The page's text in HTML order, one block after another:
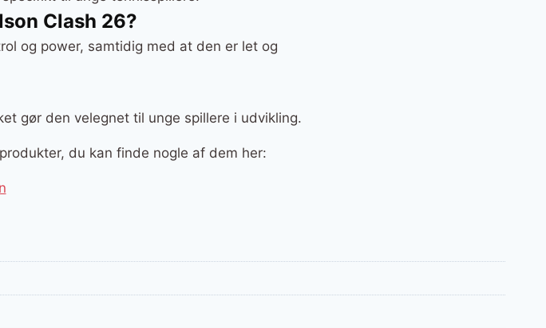
Clash 26?
og power, samtidig med at den er let og
gør den velegnet til unge spillere i udvikling.
du kan finde nogle af dem her: